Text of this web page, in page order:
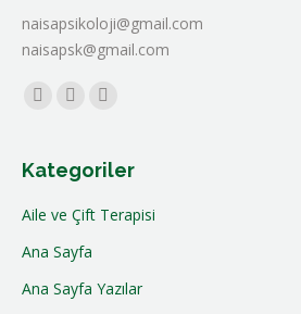
naisapsikoloji@gmail.com
naisapsk@gmail.com
Find us on:
Kategoriler
Aile ve Çift Terapisi
Ana Sayfa
Ana Sayfa Yazılar